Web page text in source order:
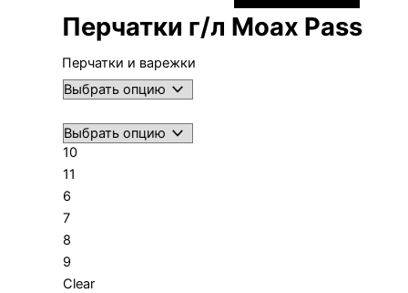
Перчатки г/л Moax Pass
Перчатки и варежки
10
11
6
7
8
9
Clear